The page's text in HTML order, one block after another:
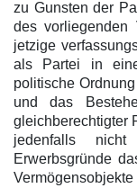
zu Gunsten der
des vorliegenden
jetzige
als Partei in
politische
und das
gleichberechtigter
jedenfalls
Erwerbsgründe